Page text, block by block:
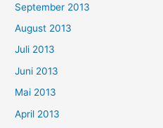
September 2013
August 2013
Juli 2013
Juni 2013
Mai 2013
April 2013